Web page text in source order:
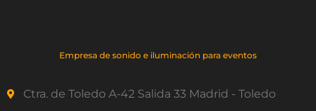
Empresa de sonido e iluminación para eventos
Ctra. de Toledo A-42 Salida 33 Madrid - Toledo